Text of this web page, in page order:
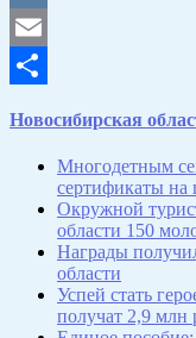
VK
Email
Новосибирская
Многодетным
сертификаты на
Окружной
области 150
Награды
области
Успей стать
получат 2,9 млн